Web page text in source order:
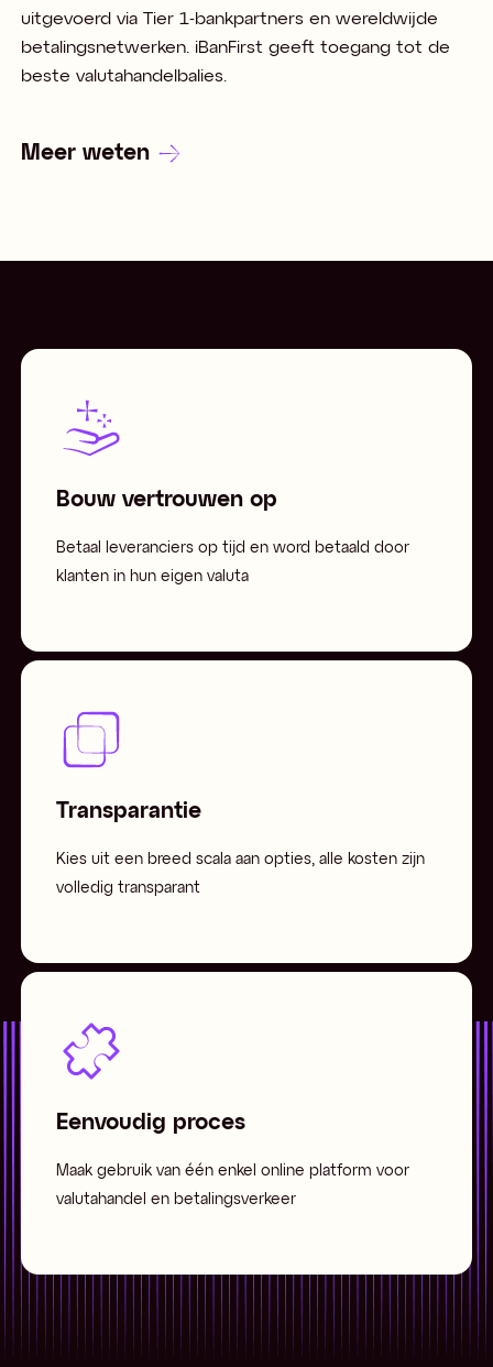
uitgevoerd via Tier 1-bankpartners en wereldwijde
betalingsnetwerken. iBanFirst geeft toegang tot de
beste valutahandelbalies.
Meer weten
Bouw vertrouwen op
Betaal leveranciers op tijd en word betaald door
klanten in hun eigen valuta
Transparantie
Kies uit een breed scala aan opties, alle kosten zijn
volledig transparant
Eenvoudig proces
Maak gebruik van één enkel online platform voor
valutahandel en betalingsverkeer